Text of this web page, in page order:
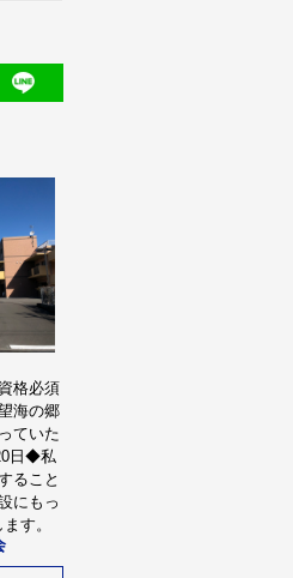
格必須
海の郷
ていた
日◆私
ること
にもっ
す。